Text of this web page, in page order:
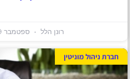
רונן הלל ספטמבר 29, 2017
חברת ניהול מוניטין